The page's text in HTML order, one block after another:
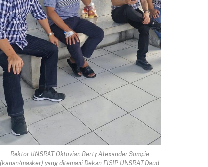
Rektor UNSRAT Oktovian Berty Alexander Sompie
(kanan/masker) yang ditemani Dekan FISIP UNSRAT Daud